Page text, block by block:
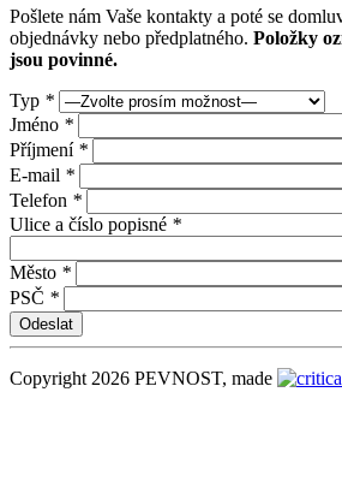
Pošlete nám Vaše kontakty a poté se
objednávky nebo předplatného. Položky
jsou povinné.
Typ *
Jméno *
Příjmení *
E-mail *
Telefon *
Ulice a číslo popisné *
Město *
PSČ *
Copyright 2026 PEVNOST, made